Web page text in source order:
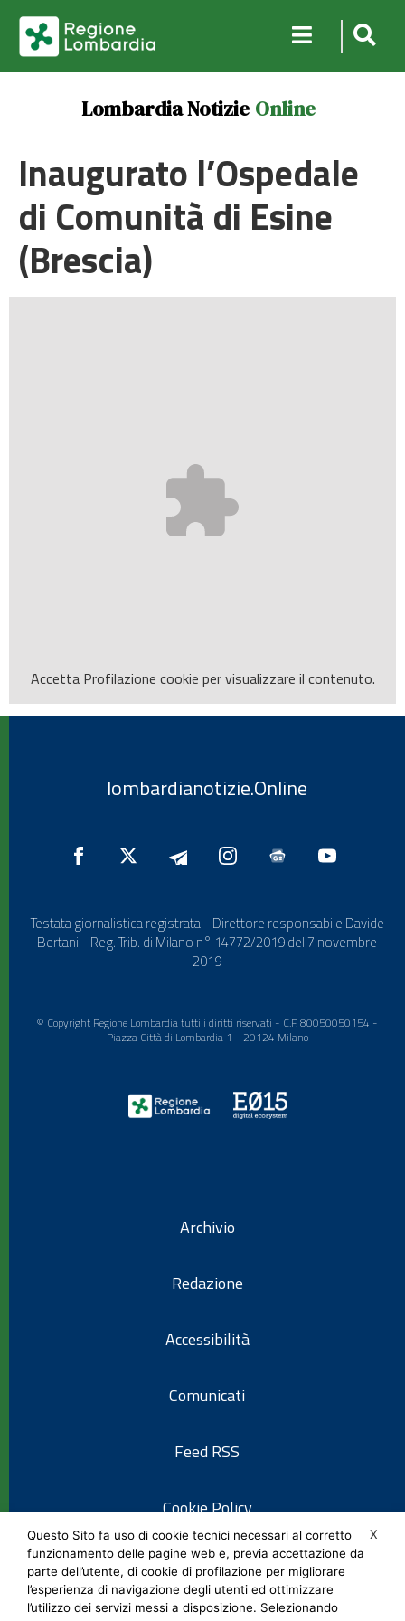
Lombardia Notizie Online
Inaugurato l’Ospedale
di Comunità di Esine
(Brescia)
Accetta Profilazione cookie per visualizzare il contenuto.
lombardianotizie.Online
Testata giornalistica registrata - Direttore responsabile Davide
Bertani - Reg. Trib. di Milano n° 14772/2019 del 7 novembre
2019
© Copyright Regione Lombardia tutti i diritti riservati - C.F. 80050050154 -
Piazza Città di Lombardia 1 - 20124 Milano
Archivio
Redazione
Accessibilità
Comunicati
Feed RSS
Cookie Policy
Informativa privacy
X
Questo Sito fa uso di cookie tecnici necessari al corretto
funzionamento delle pagine web e, previa accettazione da
parte dell’utente, di cookie di profilazione per migliorare
l’esperienza di navigazione degli utenti ed ottimizzare
l’utilizzo dei servizi messi a disposizione. Selezionando